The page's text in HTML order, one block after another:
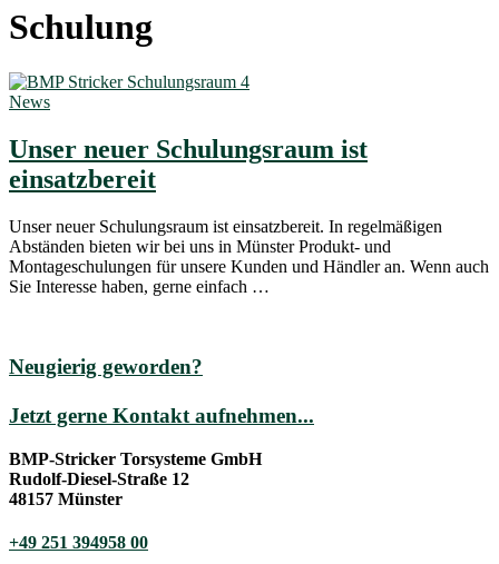
Schulung
News
Unser neuer Schulungsraum ist
einsatzbereit
Unser neuer Schulungsraum ist einsatzbereit. In regelmäßigen
Abständen bieten wir bei uns in Münster Produkt- und
Montageschulungen für unsere Kunden und Händler an. Wenn auch
Sie Interesse haben, gerne einfach …
Neugierig geworden?
Jetzt gerne Kontakt aufnehmen...
BMP-Stricker Torsysteme GmbH
Rudolf-Diesel-Straße 12
48157 Münster
+49 251 394958 00